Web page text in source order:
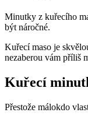
Minutky z kuřecího
být náročné.
Kuřecí maso je
nezaberou vám příliš
Kuřecí
Přestože málokdo